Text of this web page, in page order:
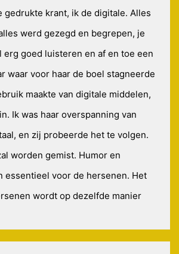
gedrukte krant, ik de digitale. Alles
werd gezegd en begrepen, je
erg goed luisteren en af en toe een
waar voor haar de boel stagneerde
maakte van digitale middelen,
Ik was haar overspanning van
en zij probeerde het te volgen.
worden gemist. Humor en
essentieel voor de hersenen. Het
wordt op dezelfde manier